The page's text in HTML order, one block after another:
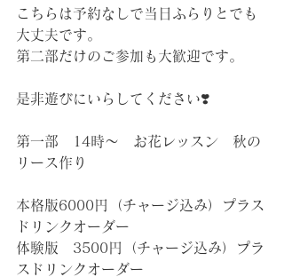
こちらは予約なしで当日ふらりとでも
大丈夫です。
第二部だけのご参加も大歓迎です。
是非遊びにいらしてください❣️
第一部　14時〜　お花レッスン　秋の
リース作り
本格版6000円（チャージ込み）プラス
ドリンクオーダー
体験版　3500円（チャージ込み）プラ
スドリンクオーダー